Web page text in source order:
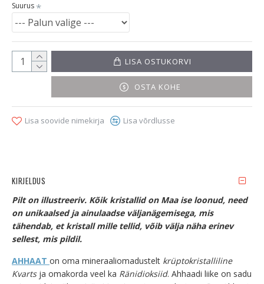
Suurus
LISA OSTUKORVI
OSTA KOHE
Lisa soovide nimekirja Lisa võrdlusse
KIRJELDUS
Pilt on illustreeriv. Kõik kristallid on Maa ise loonud, need
on unikaalsed ja ainulaadse väljanägemisega, mis
tähendab, et kristall mille tellid, võib välja näha erinev
sellest, mis pildil.
AHHAAT on oma mineraaliomadustelt krüptokristalliline
Kvarts ja omakorda veel ka Ränidioksiid. Ahhaadi liike on sadu